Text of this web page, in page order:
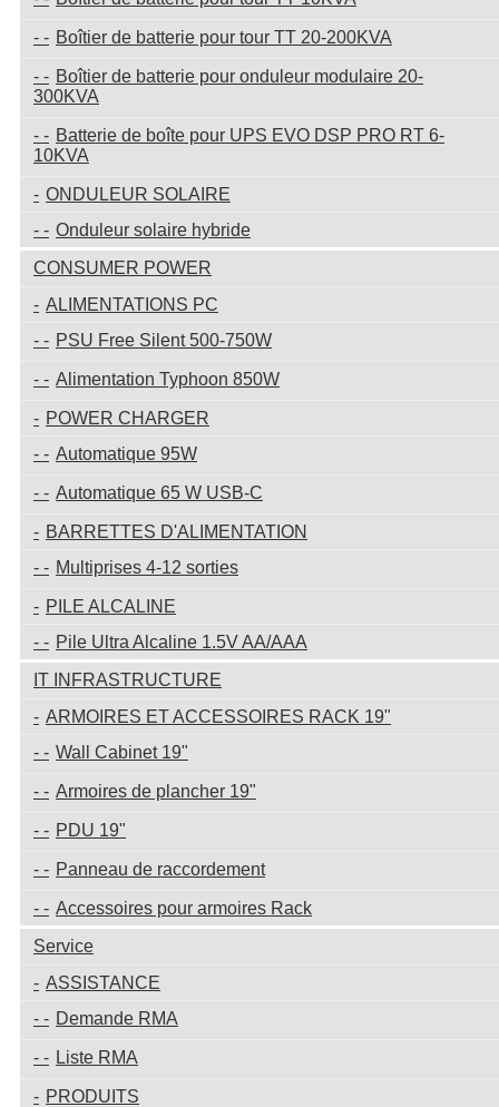
Boîtier de batterie pour tour TT 20-200KVA
Boîtier de batterie pour onduleur modulaire 20-
300KVA
Batterie de boîte pour UPS EVO DSP PRO RT 6-
10KVA
ONDULEUR SOLAIRE
Onduleur solaire hybride
CONSUMER POWER
ALIMENTATIONS PC
PSU Free Silent 500-750W
Alimentation Typhoon 850W
POWER CHARGER
Automatique 95W
Automatique 65 W USB-C
BARRETTES D'ALIMENTATION
Multiprises 4-12 sorties
PILE ALCALINE
Pile Ultra Alcaline 1.5V AA/AAA
IT INFRASTRUCTURE
ARMOIRES ET ACCESSOIRES RACK 19"
Wall Cabinet 19"
Armoires de plancher 19"
PDU 19"
Panneau de raccordement
Accessoires pour armoires Rack
Service
ASSISTANCE
Demande RMA
Liste RMA
PRODUITS